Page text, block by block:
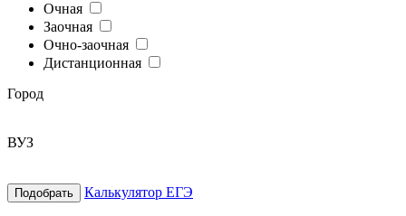
Очная
Заочная
Очно-заочная
Дистанционная
Город
ВУЗ
Подобрать Калькулятор ЕГЭ